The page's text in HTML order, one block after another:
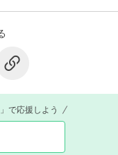
で応援しよう